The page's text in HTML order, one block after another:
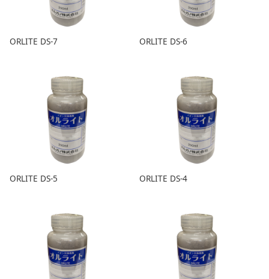
ORLITE DS-7 ORLITE DS-6
ORLITE DS-5 ORLITE DS-4